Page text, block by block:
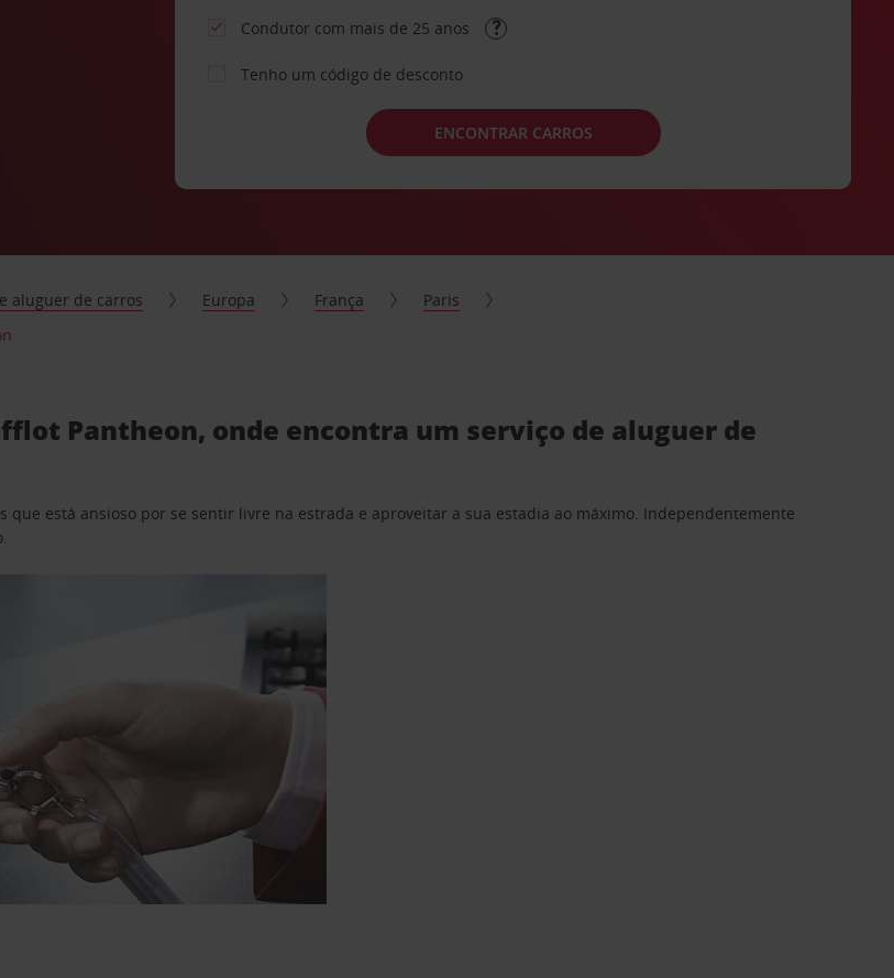
Condutor com mais de 25 anos
Tenho um código de desconto
ENCONTRAR CARROS
aluguer de carros Europa França
Paris
Pantheon, onde encontra um serviço de aluguer de
está ansioso por se sentir livre na estrada e aproveitar a sua estadia ao máximo. Independentemente